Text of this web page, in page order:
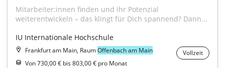
Mitarbeiter:innen finden und ihr Potenzial
weiterentwickeln – das klingt für Dich spannend? Dann...
IU Internationale Hochschule
Frankfurt am Main, RaumOffenbach am Main
Vollzeit
Von 730,00 € bis 803,00 € pro Monat